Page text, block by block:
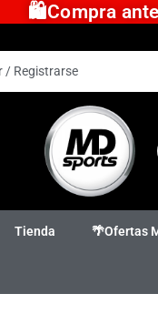
🛍️Compra
/ Registrarse
Tienda 🌴Ofertas